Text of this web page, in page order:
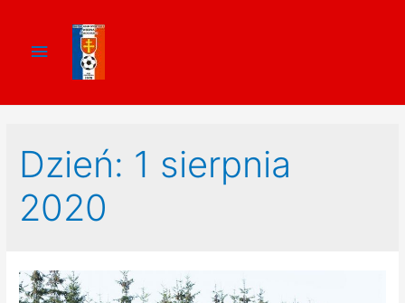
Dzień: 1 sierpnia
2020